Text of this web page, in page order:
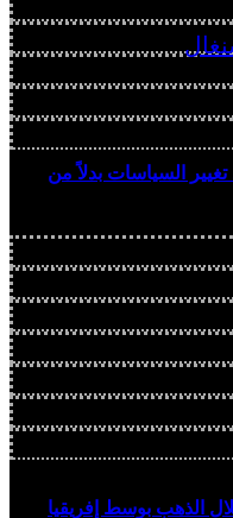
السياسات بدلاً من
الذهب بوسط إفريقيا